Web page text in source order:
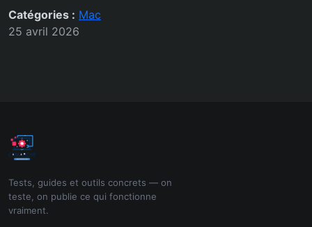
Catégories : Mac
25 avril 2026
Tests, guides et outils concrets — on
teste, on publie ce qui fonctionne
vraiment.